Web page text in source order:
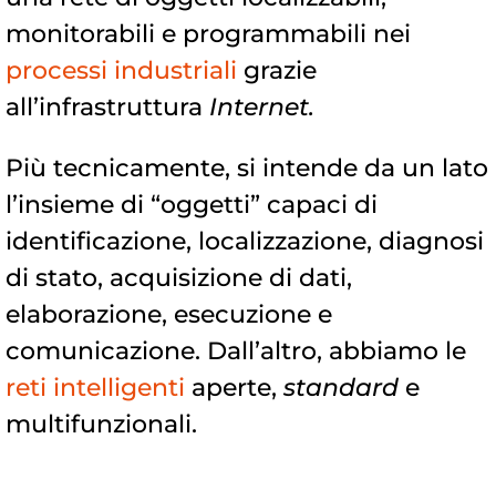
monitorabili e programmabili nei
processi industriali grazie
all’infrastruttura Internet.
Più tecnicamente, si intende da un lato
l’insieme di “oggetti” capaci di
identificazione, localizzazione, diagnosi
di stato, acquisizione di dati,
elaborazione, esecuzione e
comunicazione. Dall’altro, abbiamo le
reti intelligenti aperte, standard e
multifunzionali.